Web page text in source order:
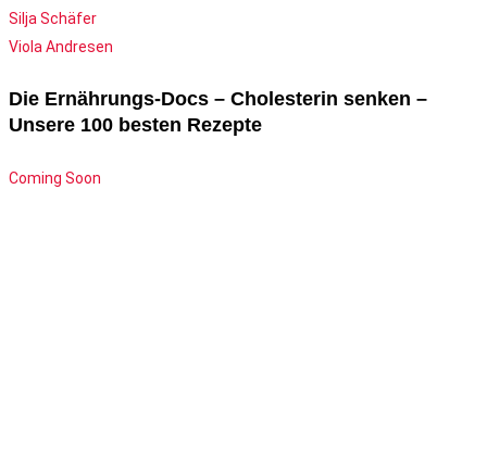
Silja Schäfer
Viola Andresen
Die Ernährungs-Docs – Cholesterin senken –
Unsere 100 besten Rezepte
Coming Soon